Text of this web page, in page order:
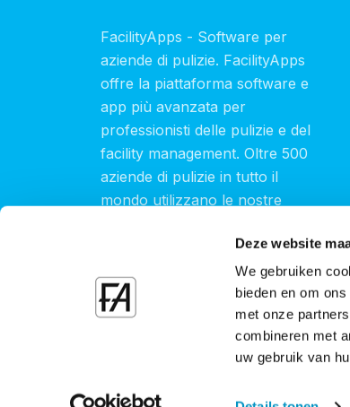
Deze website
We gebruiken
bieden en om
met onze
combineren met
uw gebruik van
FacilityApps - Software per
aziende di pulizie. FacilityApps
offre la piattaforma software e
app più avanzata per
professionisti delle pulizie e del
facility management. Oltre 500
aziende di pulizie in tutto il
mondo utilizzano le nostre
Dichiarazione sui cookie